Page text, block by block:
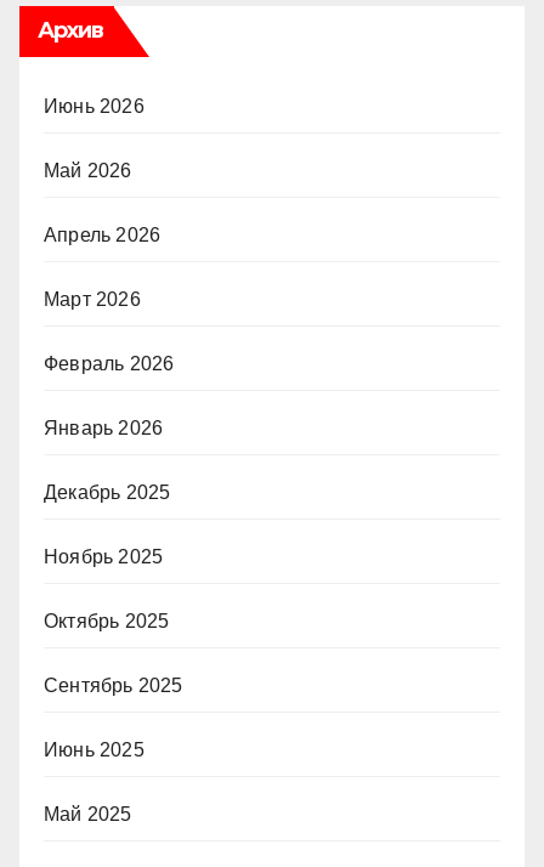
Архив
Июнь 2026
Май 2026
Апрель 2026
Март 2026
Февраль 2026
Январь 2026
Декабрь 2025
Ноябрь 2025
Октябрь 2025
Сентябрь 2025
Июнь 2025
Май 2025